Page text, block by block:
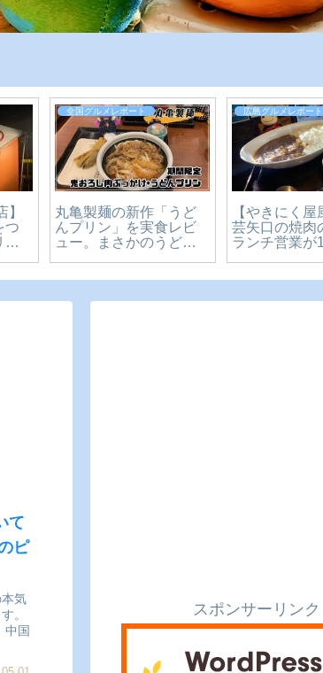
】
つ
二
全国グルメレポート
丸亀製麺の新作「うど
んプリン」を実食レビ
ュー。まさかのうどん×
ュー】
広島グルメレポート
【やきにく屋
芸矢口の焼肉
ランチ営業が
て
ピ
気
。
中国
スポンサーリンク